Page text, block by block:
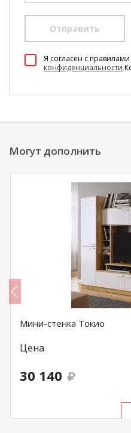
Отправить
Я согласен c правилами
конфиденциальности
Могут дополнить
Мини-стенка Токио
Цена
30 140